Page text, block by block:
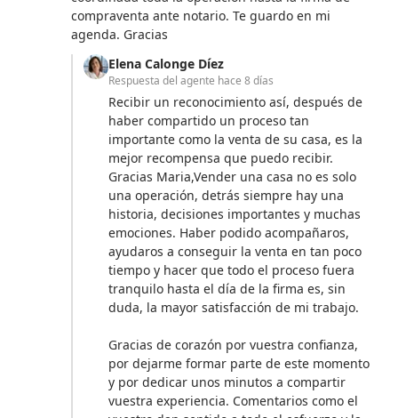
compraventa ante notario. Te guardo en mi
agenda. Gracias
Elena Calonge Díez
Respuesta del agente hace 8 días
Recibir un reconocimiento así, después de
haber compartido un proceso tan
importante como la venta de su casa, es la
mejor recompensa que puedo recibir.
Gracias Maria,Vender una casa no es solo
una operación, detrás siempre hay una
historia, decisiones importantes y muchas
emociones. Haber podido acompañaros,
ayudaros a conseguir la venta en tan poco
tiempo y hacer que todo el proceso fuera
tranquilo hasta el día de la firma es, sin
duda, la mayor satisfacción de mi trabajo.
Gracias de corazón por vuestra confianza,
por dejarme formar parte de este momento
y por dedicar unos minutos a compartir
vuestra experiencia. Comentarios como el